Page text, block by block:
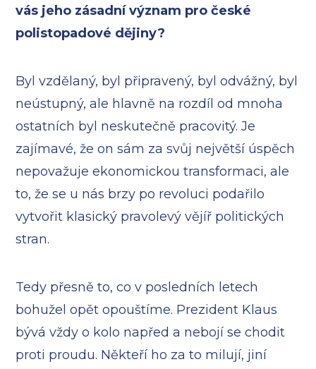
vás jeho zásadní význam pro české
polistopadové dějiny?
Byl vzdělaný, byl připravený, byl odvážný, byl
neústupný, ale hlavně na rozdíl od mnoha
ostatních byl neskutečně pracovitý. Je
zajímavé, že on sám za svůj největší úspěch
nepovažuje ekonomickou transformaci, ale
to, že se u nás brzy po revoluci podařilo
vytvořit klasický pravolevý vějíř politických
stran.
Tedy přesně to, co v posledních letech
bohužel opět opouštíme. Prezident Klaus
bývá vždy o kolo napřed a nebojí se chodit
proti proudu. Někteří ho za to milují, jiní